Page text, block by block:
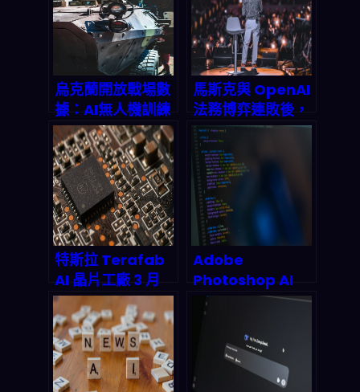
量化交易串流嗎？
將被徹底顛覆
烏克蘭開放戰場數
據：AI無人機訓練
的「黑色黃金」時
代來了？
馬斯克與 OpenAI
法務博弈連敗後，
AI 治理下一步怎麼
走？2026 企業該
怎麼避坑與佈局
特斯拉 Terafab
AI 晶片工廠 3 月
21 日開工！Elon
Musk 砸 200 億美
元重塑 2026 AI 硬
體格局
Adobe
Photoshop AI
Assistant 實測觀
察：2026年創意
自動化浪潮如何顛
覆你的設計工作
流？